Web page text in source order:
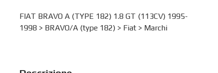
FIAT BRAVO A (TYPE 182) 1.8 GT (113CV) 1995-
1998 > BRAVO/A (type 182) > Fiat > Marchi